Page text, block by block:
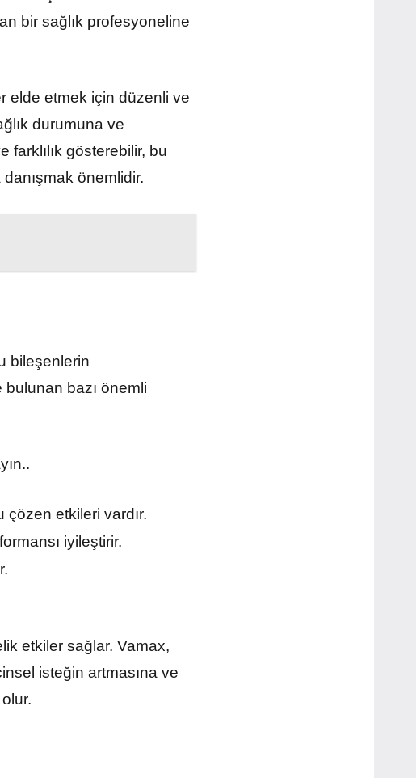
bir sağlık profesyoneline
elde etmek için düzenli ve
durumuna ve
farklılık gösterebilir, bu
önemlidir.
bileşenlerin
bazı önemli
etkileri vardır.
iyileştirir.
etkiler sağlar. Vamax,
isteğin artmasına ve